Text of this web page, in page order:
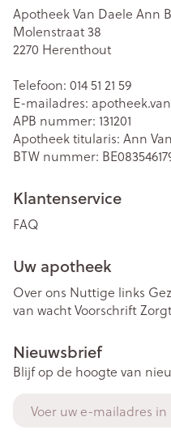
Apotheek Van Daele Ann
Molenstraat 38
2270 Herenthout
Telefoon: 014 51 21 59
E-mailadres:
APB nummer: 131201
Apotheek titularis: Ann
BTW nummer:
Klantenservice
FAQ
Uw apotheek
Over ons Nuttige links
van wachtVoorschrift
Nieuwsbrief
Blijf op de hoogte van